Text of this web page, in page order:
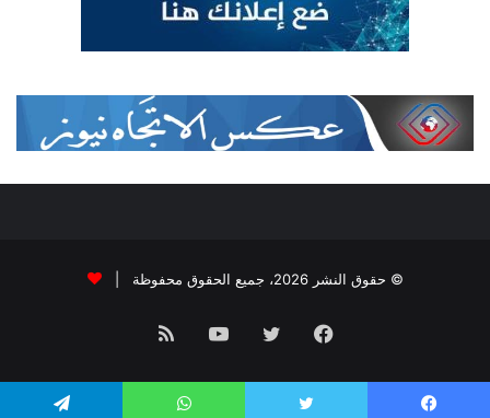
© حقوق النشر 2026، جميع الحقوق محفوظة |
فيسبوك تويتر يوتيوبملخص
الموقع